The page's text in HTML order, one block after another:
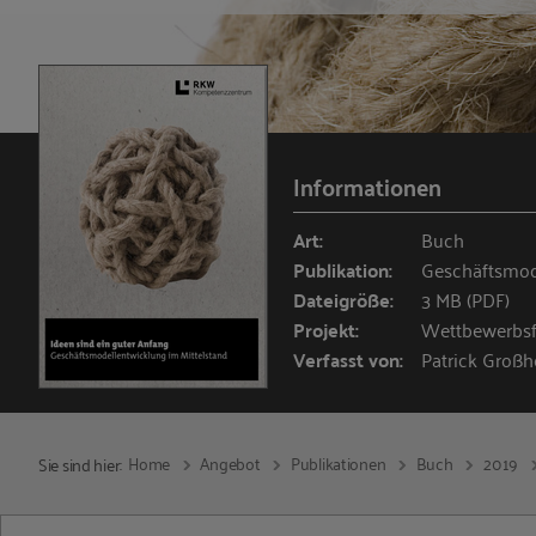
Informationen
Art: Buch
Publikation:
Dateigröße: 3 MB (PDF)
Projekt:
Verfasst von: Patrick
Sie sind hier: Home Angebot Publikationen Buch 2019